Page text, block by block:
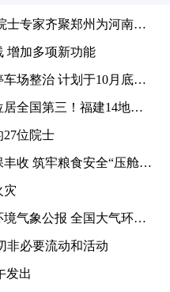
州为河南省防洪减灾工作“支招”
增加多项新功能
整治 计划于10月底前完成
福建14地入围“数字乡村百强县”
位院士
筑牢粮食安全“压舱石”
灾
公报 全国大气环境继续改善
非必要流动和活动
发出